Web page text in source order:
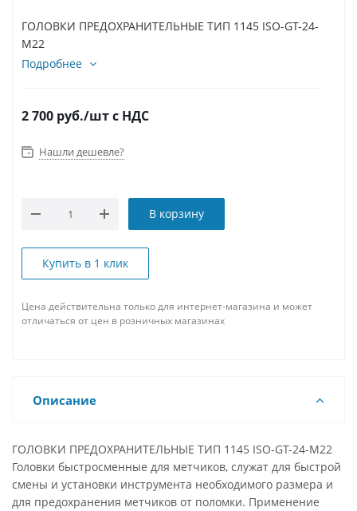
ГОЛОВКИ ПРЕДОХРАНИТЕЛЬНЫЕ ТИП 1145 ISO-GT-24-
M22
Подробнее
2 700 руб./штс НДС
Нашли дешевле?
В корзину
Купить в 1 клик
Цена действительна только для интернет-магазина и может
отличаться от цен в розничных магазинах
Описание
ГОЛОВКИ ПРЕДОХРАНИТЕЛЬНЫЕ ТИП 1145 ISO-GT-24-M22
Головки быстросменные для метчиков, служат для быстрой
смены и установки инструмента необходимого размера и
для предохранения метчиков от поломки. Применение